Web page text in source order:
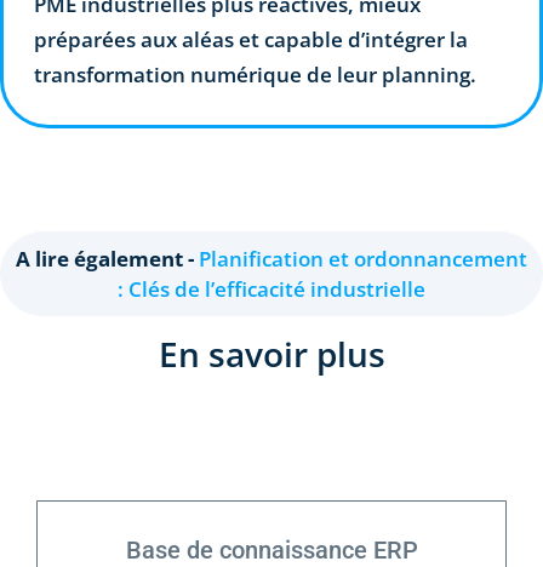
préparées aux aléas et capable d’intégrer la
transformation numérique de leur planning.
A lire également - Planification et ordonnancement
: Clés de l’efficacité industrielle
En savoir plus
Base de connaissance ERP